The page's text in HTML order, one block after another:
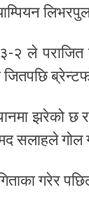
२ ले पराजित
झरेको छ र
सलाहले गोल
गरेर